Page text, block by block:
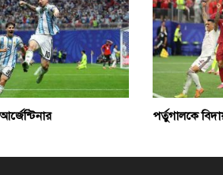
পর্তুগালকে